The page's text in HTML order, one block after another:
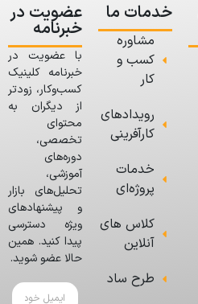
خدمات ما
مشاوره
کسب و
کار
رویدادهای
کارآفرینی
خدمات
پروژه‌ای
کلاس های
آنلاین
طرح ساد
عضویت در
خبرنامه
با عضویت در
خبرنامه کلینیک
کسب‌وکار، زودتر
از دیگران به
محتوای
تخصصی،
دوره‌های
آموزشی،
تحلیل‌های بازار
و پیشنهادهای
ویژه دسترسی
پیدا کنید. همین
حالا عضو شوید.